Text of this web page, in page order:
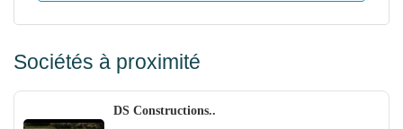
Sociétés à proximité
DS Constructions..